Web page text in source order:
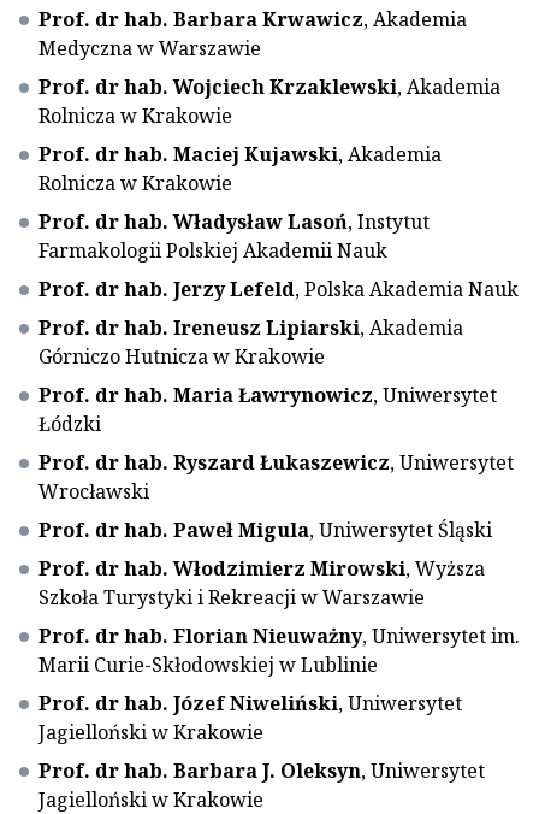
Prof. dr hab. Barbara Krwawicz, Akademia
Medyczna w Warszawie
Prof. dr hab. Wojciech Krzaklewski, Akademia
Rolnicza w Krakowie
Prof. dr hab. Maciej Kujawski, Akademia
Rolnicza w Krakowie
Prof. dr hab. Władysław Lasoń, Instytut
Farmakologii Polskiej Akademii Nauk
Prof. dr hab. Jerzy Lefeld, Polska Akademia Nauk
Prof. dr hab. Ireneusz Lipiarski, Akademia
Górniczo Hutnicza w Krakowie
Prof. dr hab. Maria Ławrynowicz, Uniwersytet
Łódzki
Prof. dr hab. Ryszard Łukaszewicz, Uniwersytet
Wrocławski
Prof. dr hab. Paweł Migula, Uniwersytet Śląski
Prof. dr hab. Włodzimierz Mirowski, Wyższa
Szkoła Turystyki i Rekreacji w Warszawie
Prof. dr hab. Florian Nieuważny, Uniwersytet im.
Marii Curie-Skłodowskiej w Lublinie
Prof. dr hab. Józef Niweliński, Uniwersytet
Jagielloński w Krakowie
Prof. dr hab. Barbara J. Oleksyn, Uniwersytet
Jagielloński w Krakowie